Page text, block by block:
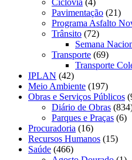
Pavimentação (21)
Programa Asfalto
Trânsito (72)
Semana
Transporte (69)
Transporte
IPLAN (42)
Meio Ambiente (197)
Obras e Serviços Públicos
Diário de Obras
Parques e Praças (6)
Procuradoria (16)
Recursos Humanos (15)
Saúde (466)